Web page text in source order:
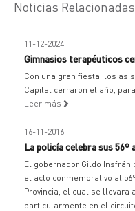
Noticias Relacionadas
11-12-2024
Gimnasios terapéuticos
Con una gran fiesta, los
Capital cerraron el año,
Leer más
16-11-2016
La policía celebra sus 56º
El gobernador Gildo
el acto conmemorativo al
Provincia, el cual se llevara
particularmente en el